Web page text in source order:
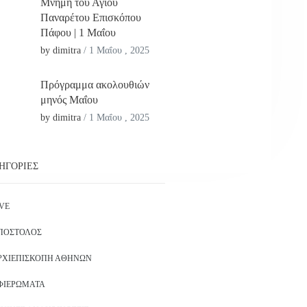
Μνήμη του Αγίου
Παναρέτου Επισκόπου
Πάφου | 1 Μαΐου
by dimitra / 1 Μαΐου , 2025
Πρόγραμμα ακολουθιών
μηνός Μαΐου
by dimitra / 1 Μαΐου , 2025
ΑΘΗΝΏΝ